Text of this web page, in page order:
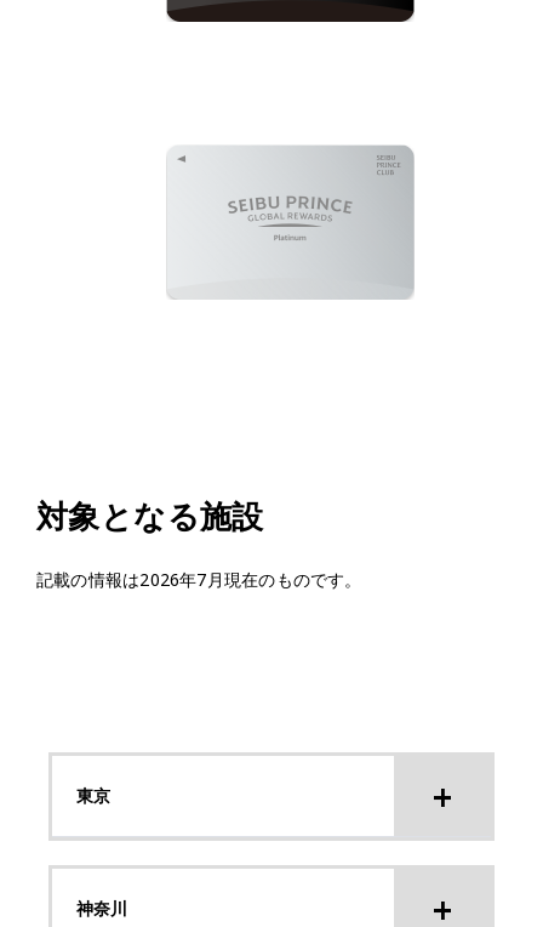
対象となる施設
記載の情報は2026年7月現在のものです。
東京
神奈川